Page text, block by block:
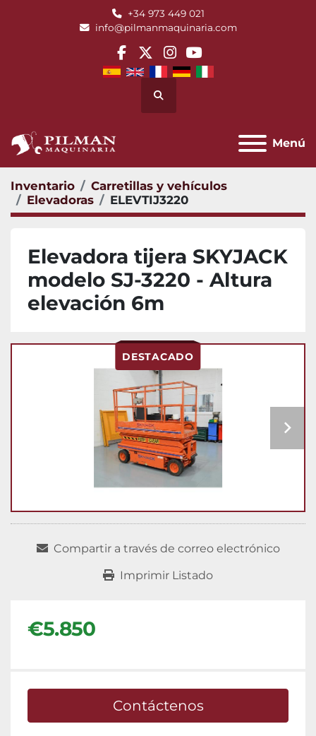
+34 973 449 021
info@pilmanmaquinaria.com
facebook
twitterinstagram
youtube
Buscar
Menú
Inventario
Carretillas y vehículos
Elevadoras
ELEVTIJ3220
Elevadora tijera SKYJACK
modelo SJ-3220 - Altura
elevación 6m
DESTACADO
Compartir a través de correo electrónico
Imprimir Listado
€5.850
Contáctenos